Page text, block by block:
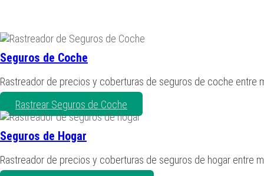
Seguros de Coche
Rastreador de precios y coberturas de seguros de coche entre
Rastrear Seguros de Coche
Seguros de Hogar
Rastreador de precios y coberturas de seguros de hogar entre